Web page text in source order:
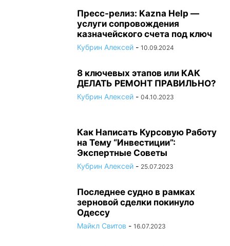
Пресс-релиз: Kazna Help —
услуги сопровождения
казначейского счета под ключ
Кубрин Алексей - 10.09.2024
8 ключевых этапов или КАК
ДЕЛАТЬ РЕМОНТ ПРАВИЛЬНО?
Кубрин Алексей - 04.10.2023
Как Написать Курсовую Работу
на Тему “Инвестиции”:
Экспертные Советы
Кубрин Алексей - 25.07.2023
Последнее судно в рамках
зерновой сделки покинуло
Одессу
Майкл Свитов - 16.07.2023